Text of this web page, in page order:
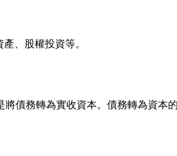
、股權投資等。
債務轉為實收資本。債務轉為資本